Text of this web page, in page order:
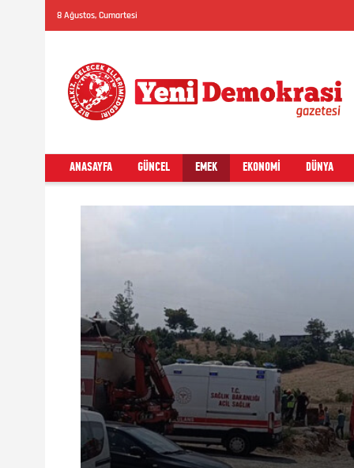
8 Ağustos, Cumartesi
ANASAYFA GÜNCEL EMEK EKONOMI DÜNYA